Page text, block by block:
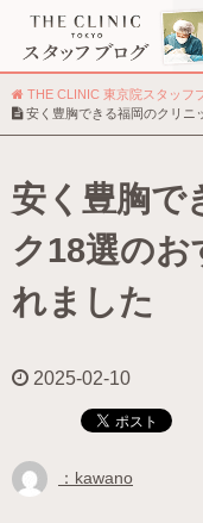
THE CLINIC 東京院スタッフ
安く豊胸できる福岡のクリニ
安く豊胸で
ク18選のお
れました
2025-02-10
：kawano
趣